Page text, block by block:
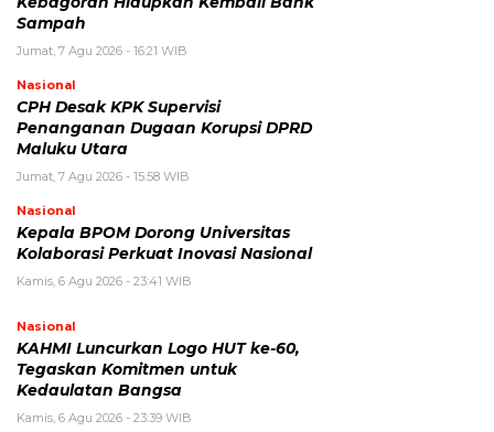
Sampah
Jumat, 7 Agu 2026 - 16:21 WIB
Nasional
CPH Desak KPK Supervisi
Penanganan Dugaan Korupsi DPRD
Maluku Utara
Jumat, 7 Agu 2026 - 15:58 WIB
Nasional
Kepala BPOM Dorong Universitas
Kolaborasi Perkuat Inovasi Nasional
Kamis, 6 Agu 2026 - 23:41 WIB
Nasional
KAHMI Luncurkan Logo HUT ke-60,
Tegaskan Komitmen untuk
Kedaulatan Bangsa
Kamis, 6 Agu 2026 - 23:39 WIB